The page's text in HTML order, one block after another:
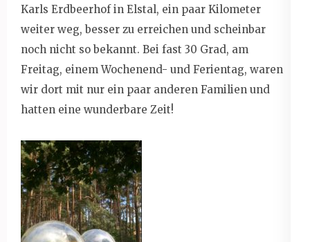
Karls Erdbeerhof in Elstal, ein paar Kilometer
weiter weg, besser zu erreichen und scheinbar
noch nicht so bekannt. Bei fast 30 Grad, am
Freitag, einem Wochenend- und Ferientag, waren
wir dort mit nur ein paar anderen Familien und
hatten eine wunderbare Zeit!